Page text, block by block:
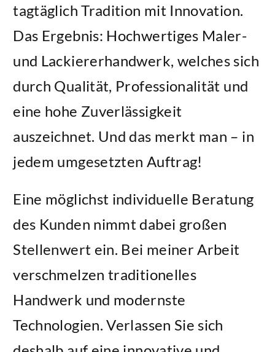
tagtäglich Tradition mit Innovation.
Das Ergebnis: Hochwertiges Maler-
und Lackiererhandwerk, welches sich
durch Qualität, Professionalität und
eine hohe Zuverlässigkeit
auszeichnet. Und das merkt man – in
jedem umgesetzten Auftrag!
Eine möglichst individuelle Beratung
des Kunden nimmt dabei großen
Stellenwert ein. Bei meiner Arbeit
verschmelzen traditionelles
Handwerk und modernste
Technologien. Verlassen Sie sich